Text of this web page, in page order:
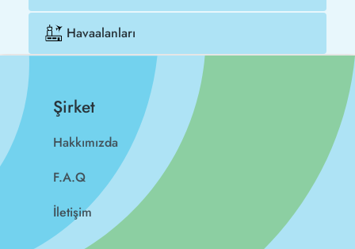
Havaalanları
Şirket
Hakkımızda
F.A.Q
İletişim